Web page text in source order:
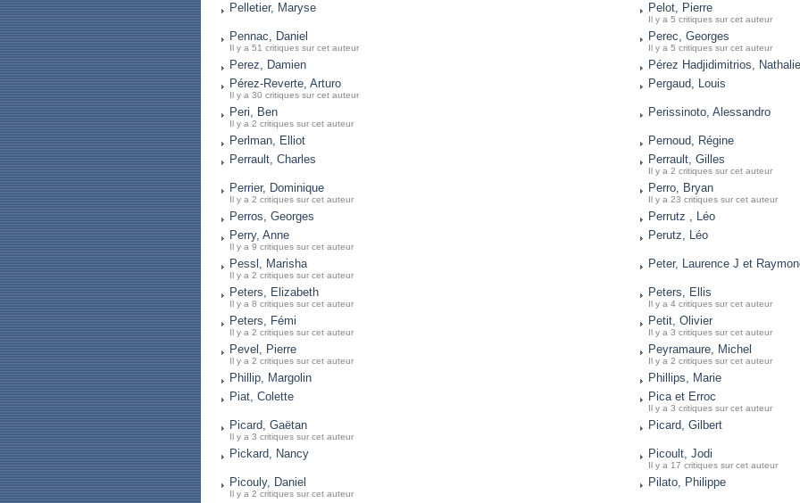
Pelletier, Maryse Pelot, Pierre
Il y a 5 critiques sur cet auteur
Pennac, Daniel
Il y a 51 critiques sur cet auteur
Perec, Georges
Il y a 5 critiques sur cet auteur
Perez, Damien
Pérez Hadjidimitrios, Nathalie
Pérez-Reverte, Arturo
Il y a 30 critiques sur cet auteur
Pergaud, Louis
Peri, Ben
Il y a 2 critiques sur cet auteur
Perissinoto, Alessandro
Perlman, Elliot
Pernoud, Régine
Perrault, Charles
Perrault, Gilles
Il y a 2 critiques sur cet auteur
Perrier, Dominique
Il y a 2 critiques sur cet auteur
Perro, Bryan
Il y a 23 critiques sur cet auteur
Perros, Georges
Perrutz , Léo
Perry, Anne
Il y a 9 critiques sur cet auteur
Perutz, Léo
Pessl, Marisha
Il y a 2 critiques sur cet auteur
Peter, Laurence J et
Peters, Elizabeth
Il y a 8 critiques sur cet auteur
Peters, Ellis
Il y a 4 critiques sur cet auteur
Peters, Fémi
Il y a 2 critiques sur cet auteur
Petit, Olivier
Il y a 3 critiques sur cet auteur
Pevel, Pierre
Il y a 2 critiques sur cet auteur
Peyramaure, Michel
Il y a 2 critiques sur cet auteur
Phillip, Margolin
Phillips, Marie
Piat, Colette
Pica et Erroc
Il y a 3 critiques sur cet auteur
Picard, Gaëtan
Il y a 3 critiques sur cet auteur
Picard, Gilbert
Pickard, Nancy Picoult, Jodi
Il y a 17 critiques sur cet auteur
Picouly, Daniel
Il y a 2 critiques sur cet auteur
Pilato, Philippe